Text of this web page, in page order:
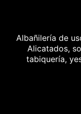
Albañilería de
Alicatados,
tabiquería,